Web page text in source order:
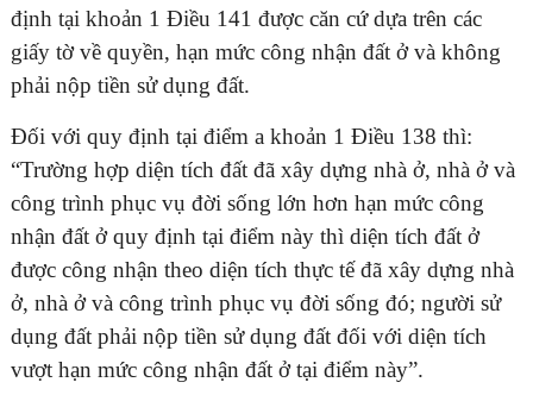
định tại khoản 1 Điều 141 được căn cứ dựa trên các
giấy tờ về quyền, hạn mức công nhận đất ở và không
phải nộp tiền sử dụng đất.
Đối với quy định tại điểm a khoản 1 Điều 138 thì:
“Trường hợp diện tích đất đã xây dựng nhà ở, nhà ở và
công trình phục vụ đời sống lớn hơn hạn mức công
nhận đất ở quy định tại điểm này thì diện tích đất ở
được công nhận theo diện tích thực tế đã xây dựng nhà
ở, nhà ở và công trình phục vụ đời sống đó; người sử
dụng đất phải nộp tiền sử dụng đất đối với diện tích
vượt hạn mức công nhận đất ở tại điểm này”.
Đăng ký tư vấn trực tiếp 24/7:
0835182528 - 0819151818